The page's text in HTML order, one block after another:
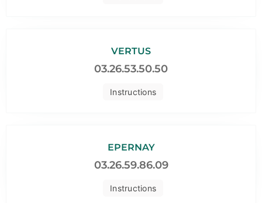
Instructions
VERTUS
03.26.53.50.50
Instructions
EPERNAY
03.26.59.86.09